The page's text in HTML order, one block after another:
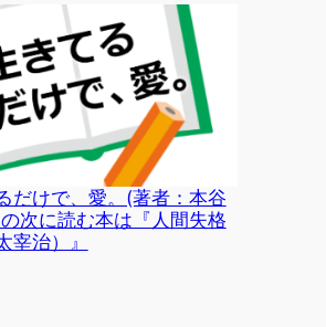
だけで、愛。(著者：本谷
次に読む本は『人間失格
宰治）』